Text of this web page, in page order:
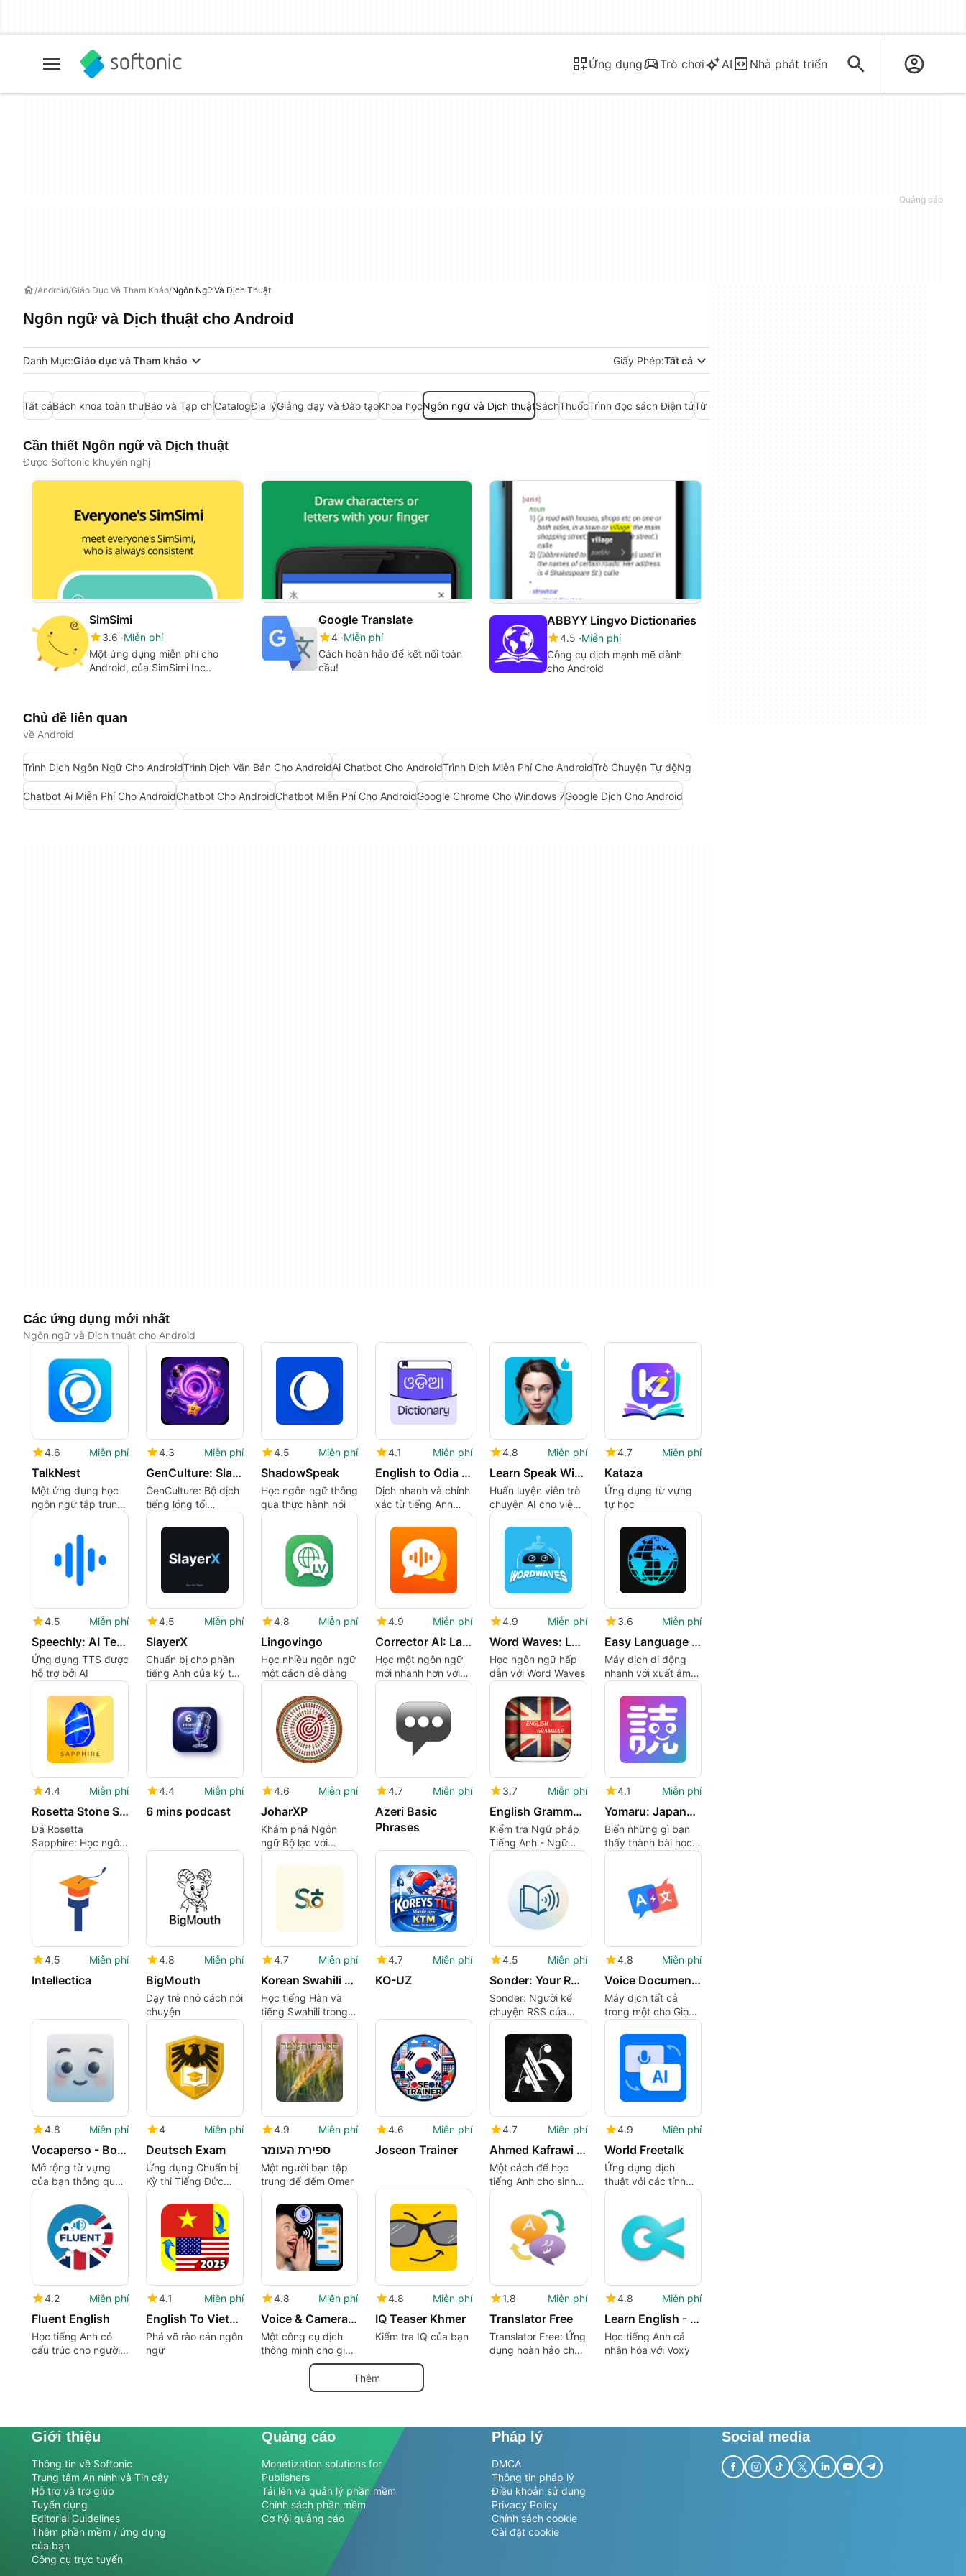
Ứng dụng Trò chơi AI Nhà phát triển
Android Giáo Dục Và Tham Khảo Ngôn Ngữ Và Dịch Thuật
Ngôn ngữ và Dịch thuật cho Android
Danh Mục:Giáo dục và Tham khảo Giấy Phép:Tất cả
Tất cảBách khoa toàn thưBáo và Tạp chíCatalogĐịa lýGiảng dạy và Đào tạoKhoa họcNgôn ngữ và Dịch thuậtSáchThuốcTrình đọc sách Điện tửTừ điển
Cần thiết Ngôn ngữ và Dịch thuật
Được Softonic khuyến nghị
SimSimi
3.6 Miễn phí
Một ứng dụng miễn phí cho
Android, của SimSimi Inc..
Google Translate
4 Miễn phí
Cách hoàn hảo để kết nối toàn
cầu!
ABBYY Lingvo Dictionaries
4.5 Miễn phí
Công cụ dịch mạnh mẽ dành
cho Android
Chủ đề liên quan
về Android
Trình Dịch Ngôn Ngữ Cho AndroidTrình Dịch Văn Bản Cho AndroidAi Chatbot Cho AndroidTrình Dịch Miễn Phí Cho AndroidTrò Chuyện Tự độNg
Chatbot Ai Miễn Phí Cho AndroidChatbot Cho AndroidChatbot Miễn Phí Cho AndroidGoogle Chrome Cho Windows 7Google Dịch Cho Android
Các ứng dụng mới nhất
Ngôn ngữ và Dịch thuật cho Android
4.6 Miễn phí
TalkNest
Một ứng dụng học
ngôn ngữ tập trung
vào hội thoại
4.3 Miễn phí
GenCulture: Slang Translator
GenCulture: Bộ dịch
tiếng lóng tối
thượng
4.5 Miễn phí
ShadowSpeak
Học ngôn ngữ thông
qua thực hành nói
4.1 Miễn phí
English to Odia Dictionary
Dịch nhanh và chính
xác từ tiếng Anh
sang tiếng Odia
4.8 Miễn phí
Learn Speak With AI Assistant
Huấn luyện viên trò
chuyện AI cho việc
thực hành nói tiếng
Anh trên Android
4.7 Miễn phí
Kataza
Ứng dụng từ vựng
tự học
4.5 Miễn phí
Speechly: AI Text to Speech
Ứng dụng TTS được
hỗ trợ bởi AI
4.5 Miễn phí
SlayerX
Chuẩn bị cho phần
tiếng Anh của kỳ thi
chính phủ
4.8 Miễn phí
Lingovingo
Học nhiều ngôn ngữ
một cách dễ dàng
4.9 Miễn phí
Corrector AI: Language Coach
Học một ngôn ngữ
mới nhanh hơn với
một huấn luyện viên
nói được hỗ trợ bởi
4.9 Miễn phí
Word Waves: Learn Languages
Học ngôn ngữ hấp
dẫn với Word Waves
3.6 Miễn phí
Easy Language Translator
Máy dịch di động
nhanh với xuất âm
thanh và chế độ
hiển thị lớn
4.4 Miễn phí
Rosetta Stone Sapphire
Đá Rosetta
Sapphire: Học ngôn
ngữ đắm chìm trên
4.4 Miễn phí
6 mins podcast
4.6 Miễn phí
JoharXP
Khám phá Ngôn
ngữ Bộ lạc với
JoharXP
4.7 Miễn phí
Azeri Basic
Phrases
3.7 Miễn phí
English Grammar Test
Kiểm tra Ngữ pháp
Tiếng Anh - Ngữ
pháp của bạn đã
kiểm tra miễn phí!
4.1 Miễn phí
Yomaru: Japanese Kanji & Words
Biến những gì bạn
thấy thành bài học
tiếng Nhật
4.5 Miễn phí
Intellectica
4.8 Miễn phí
BigMouth
Dạy trẻ nhỏ cách nói
chuyện
4.7 Miễn phí
Korean Swahili Vocabulary
Học tiếng Hàn và
tiếng Swahili trong
một ứng dụng
4.7 Miễn phí
KO-UZ
4.5 Miễn phí
Sonder: Your RSS Narrator
Sonder: Người kể
chuyện RSS của
bạn - Tin tức âm
thanh đơn giản hóa
4.8 Miễn phí
Voice Document PDF Translator
Máy dịch tất cả
trong một cho Giọng
nói, Camera và PDF
trên Android
4.8 Miễn phí
Vocaperso - Books & Vocabulary
Mở rộng từ vựng
của bạn thông qua
các công cụ đọc e-
book tương tác
4 Miễn phí
Deutsch Exam
Ứng dụng Chuẩn bị
Kỳ thi Tiếng Đức
Toàn diện
4.9 Miễn phí
ספירת העומר
Một người bạn tập
trung để đếm Omer
4.6 Miễn phí
Joseon Trainer
4.7 Miễn phí
Ahmed Kafrawi - احمد الكفراوي
Một cách để học
tiếng Anh cho sinh
viên
4.9 Miễn phí
World Freetalk
Ứng dụng dịch
thuật với các tính
năng bổ sung
4.2 Miễn phí
Fluent English
Học tiếng Anh có
cấu trúc cho người
4.1 Miễn phí
English To Vietnamese
Phá vỡ rào cản ngôn
ngữ
4.8 Miễn phí
Voice & Camera Translator
Một công cụ dịch
thông minh cho giao
tiếp hàng ngày
4.8 Miễn phí
IQ Teaser Khmer
Kiểm tra IQ của bạn
1.8 Miễn phí
Translator Free
Translator Free: Ứng
dụng hoàn hảo cho
4.8 Miễn phí
Learn English - Voxy
Học tiếng Anh cá
nhân hóa với Voxy
Thêm
Giới thiệu
Thông tin về Softonic
Trung tâm An ninh và Tin cậy
Hỗ trợ và trợ giúp
Tuyển dụng
Editorial Guidelines
Thêm phần mềm / ứng dụng
của bạn
Công cụ trực tuyến
Quảng cáo
Monetization solutions for
Publishers
Tải lên và quản lý phần mềm
Chính sách phần mềm
Cơ hội quảng cáo
Pháp lý
DMCA
Thông tin pháp lý
Điều khoản sử dụng
Privacy Policy
Chính sách cookie
Cài đặt cookie
Social media